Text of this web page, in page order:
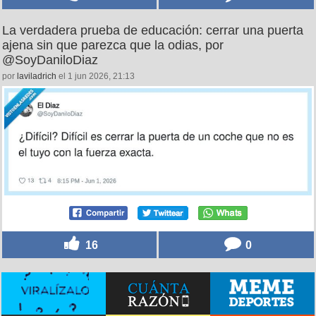
La verdadera prueba de educación: cerrar una puerta
ajena sin que parezca que la odias, por
@SoyDaniloDiaz
por laviladrich el 1 jun 2026, 21:13
16 0